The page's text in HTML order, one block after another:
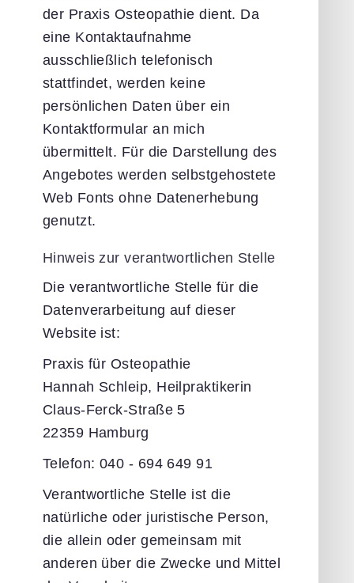
der Praxis Osteopathie dient. Da
eine Kontaktaufnahme
ausschließlich telefonisch
stattfindet, werden keine
persönlichen Daten über ein
Kontaktformular an mich
übermittelt. Für die Darstellung des
Angebotes werden selbstgehostete
Web Fonts ohne Datenerhebung
genutzt.
Hinweis zur verantwortlichen Stelle
Die verantwortliche Stelle für die
Datenverarbeitung auf dieser
Website ist:
Praxis für Osteopathie
Hannah Schleip, Heilpraktikerin
Claus-Ferck-Straße 5
22359 Hamburg
Telefon: 040 - 694 649 91
Verantwortliche Stelle ist die
natürliche oder juristische Person,
die allein oder gemeinsam mit
anderen über die Zwecke und Mittel